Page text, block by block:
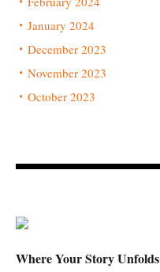
January 2024
December 2023
November 2023
October 2023
Where Your Story Unfolds